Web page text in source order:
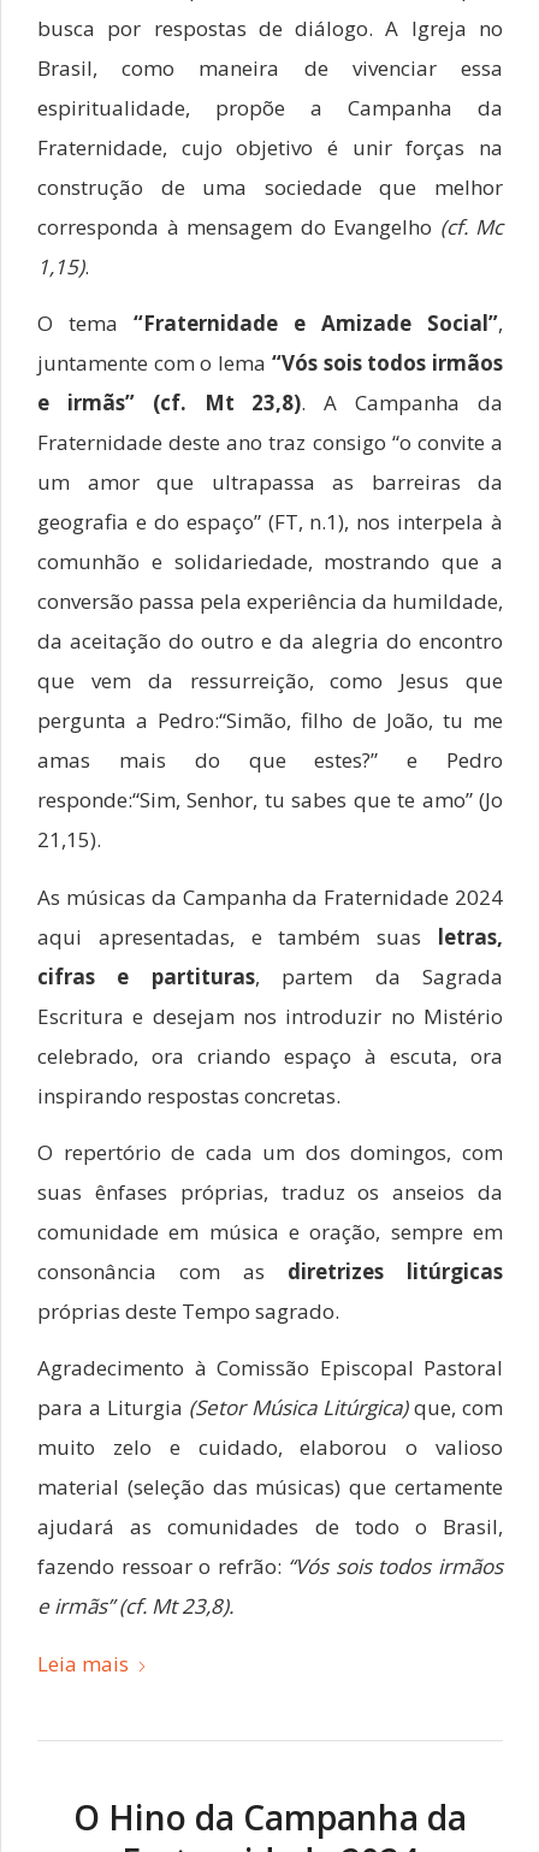
busca por respostas de diálogo. A Igreja no
Brasil, como maneira de vivenciar essa
espiritualidade, propõe a Campanha da
Fraternidade, cujo objetivo é unir forças na
construção de uma sociedade que melhor
corresponda à mensagem do Evangelho (cf. Mc
1,15).
O tema “Fraternidade e Amizade Social”,
juntamente com o lema “Vós sois todos irmãos
e irmãs” (cf. Mt 23,8). A Campanha da
Fraternidade deste ano traz consigo “o convite a
um amor que ultrapassa as barreiras da
geografia e do espaço” (FT, n.1), nos interpela à
comunhão e solidariedade, mostrando que a
conversão passa pela experiência da humildade,
da aceitação do outro e da alegria do encontro
que vem da ressurreição, como Jesus que
pergunta a Pedro:“Simão, filho de João, tu me
amas mais do que estes?” e Pedro
responde:“Sim, Senhor, tu sabes que te amo” (Jo
21,15).
As músicas da Campanha da Fraternidade 2024
aqui apresentadas, e também suas letras,
cifras e partituras, partem da Sagrada
Escritura e desejam nos introduzir no Mistério
celebrado, ora criando espaço à escuta, ora
inspirando respostas concretas.
O repertório de cada um dos domingos, com
suas ênfases próprias, traduz os anseios da
comunidade em música e oração, sempre em
consonância com as diretrizes litúrgicas
próprias deste Tempo sagrado.
Agradecimento à Comissão Episcopal Pastoral
para a Liturgia (Setor Música Litúrgica)que, com
muito zelo e cuidado, elaborou o valioso
material (seleção das músicas) que certamente
ajudará as comunidades de todo o Brasil,
fazendo ressoar o refrão: “Vós sois todos irmãos
e irmãs” (cf. Mt 23,8).
Leia mais
O Hino da Campanha da